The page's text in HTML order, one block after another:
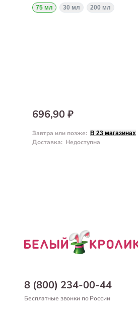
75 мл 30 мл 200 мл
696,90 ₽
Завтра или позже: В 23 магазинах
Доставка: Недоступна
8 (800) 234-00-44
Бесплатные звонки по России